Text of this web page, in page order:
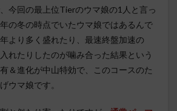
今回の最上位Tierのウマ娘の1人と言っ
の冬の時点でいたウマ娘ではあるんで
より多く盛れたり、最速終盤加速の
れたりしたのが噛み合った結果という
＆進化が中山特効で、このコースのた
ウマ娘です。